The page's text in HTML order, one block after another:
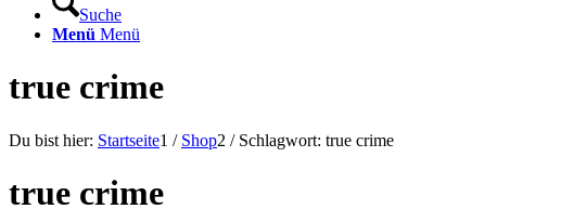
Suche
Menü Menü
true crime
Du bist hier: Startseite1 / Shop2 / Schlagwort: true crime
true crime